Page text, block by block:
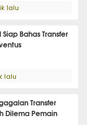
lalu
Bahas Transfer
lalu
Transfer
Dilema Pemain